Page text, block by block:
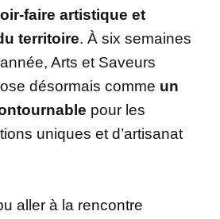
faire artistique et
territoire. À six semaines
Arts et Saveurs
désormais comme un
pour les
uniques et d’artisanat
aller à la rencontre